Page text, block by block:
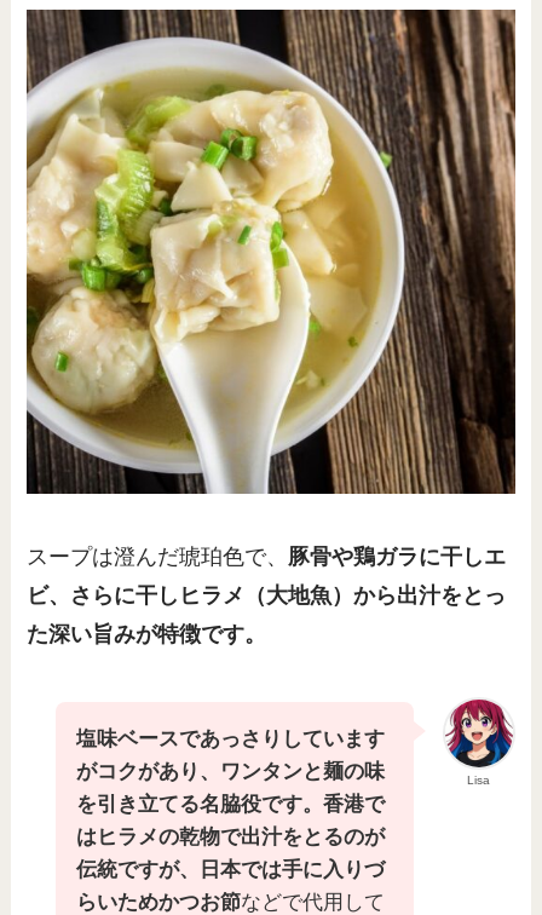
スープは澄んだ琥珀色で、 豚骨や鶏ガラに干しエ
ビ、さらに干しヒラメ（大地魚）から出汁をとっ
た深い旨みが特徴です。
Lisa
塩味ベースであっさりしています
がコクがあり、ワンタンと麺の味
を引き立てる名脇役です。香港で
はヒラメの乾物で出汁をとるのが
伝統ですが、日本では手に入りづ
らいためかつお節などで代用して